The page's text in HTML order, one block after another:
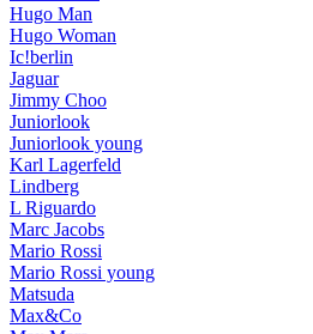
Hugo Man
Hugo Woman
Ic!berlin
Jaguar
Jimmy Choo
Juniorlook
Juniorlook young
Karl Lagerfeld
Lindberg
L Riguardo
Marc Jacobs
Mario Rossi
Mario Rossi young
Matsuda
Max&Co